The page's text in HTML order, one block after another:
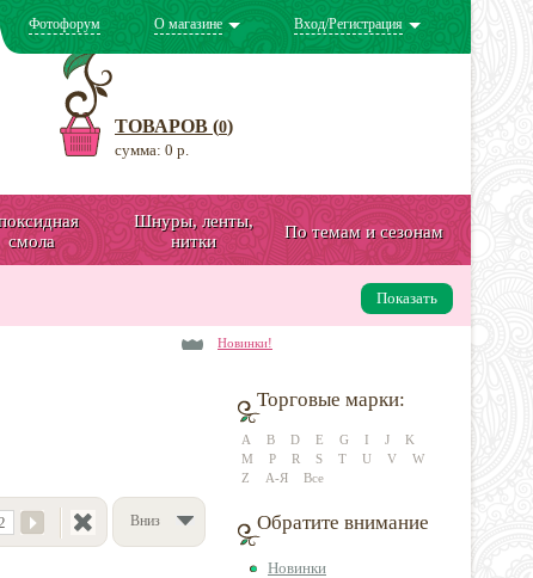
Фотофорум О магазине Вход/Регистрация
ТОВАРОВ (0)
сумма: 0 р.
смола
Шнуры, ленты,
нитки
По темам и сезонам
Показать
Новинки!
Вниз
Торговые марки:
A B D E G I J
K
M
P R S T U V
W
Z
А-Я Все
Обратите внимание
Новинки